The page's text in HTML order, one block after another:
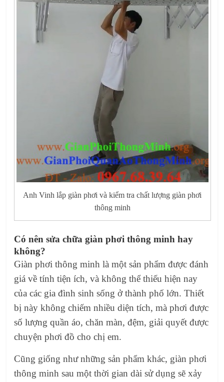
Anh Vinh lắp giàn phơi và kiểm tra chất lượng giàn phơi
thông minh
Có nênsửa chữa giàn phơi thông minh hay
không?
Giàn phơi thông minh là một sản phẩm được đánh
giá về tính tiện ích, và không thể thiếu hiện nay
của các gia đình sinh sống ở thành phố lớn. Thiết
bị này không chiếm nhiều diện tích, mà phơi được
số lượng quần áo, chăn màn, đệm, giải quyết được
chuyện phơi đồ cho chị em.
Cũng giống như những sản phẩm khác, giàn phơi
thông minh sau một thời gian dài sử dụng sẽ xảy